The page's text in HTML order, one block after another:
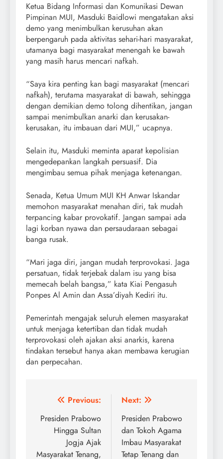
Ketua Bidang Informasi dan Komunikasi Dewan
Pimpinan MUI, Masduki Baidlowi mengatakan aksi
demo yang menimbulkan kerusuhan akan
berpengaruh pada aktivitas sehari-hari masyarakat,
utamanya bagi masyarakat menengah ke bawah
yang masih harus mencari nafkah.
“Saya kira penting kan bagi masyarakat (mencari
nafkah), terutama masyarakat di bawah, sehingga
dengan demikian demo tolong dihentikan, jangan
sampai menimbulkan anarki dan kerusakan-
kerusakan, itu imbauan dari MUI,” ucapnya.
Selain itu, Masduki meminta aparat kepolisian
mengedepankan langkah persuasif. Dia
mengimbau semua pihak menjaga ketenangan.
Senada, Ketua Umum MUI KH Anwar Iskandar
memohon masyarakat menahan diri, tak mudah
terpancing kabar provokatif. Jangan sampai ada
lagi korban nyawa dan persaudaraan sebagai
banga rusak.
“Mari jaga diri, jangan mudah terprovokasi. Jaga
persatuan, tidak terjebak dalam isu yang bisa
memecah belah bangsa,” kata Kiai Pengasuh
Ponpes Al Amin dan Assa’diyah Kediri itu.
Pemerintah mengajak seluruh elemen masyarakat
untuk menjaga ketertiban dan tidak mudah
terprovokasi oleh ajakan aksi anarkis, karena
tindakan tersebut hanya akan membawa kerugian
dan perpecahan.
Post
navigation
Previous:
Presiden Prabowo
Hingga Sultan
Jogja Ajak
Masyarakat Tenang,
Next:
Presiden Prabowo
dan Tokoh Agama
Imbau Masyarakat
Tetap Tenang dan